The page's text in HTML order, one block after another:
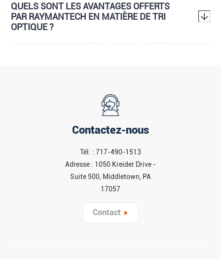
QUELS SONT LES AVANTAGES OFFERTS
PAR RAYMANTECH EN MATIÈRE DE TRI
OPTIQUE ?
Contactez-nous
Tél. : 717-490-1513
Adresse : 1050 Kreider Drive -
Suite 500, Middletown, PA
17057
Contact